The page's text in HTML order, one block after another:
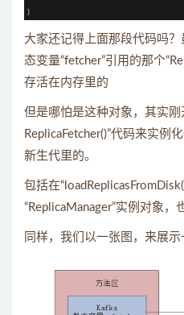
大家还记得上面那段代码吗
态变量“fetcher”引用的那个
存活在内存里的
但是哪怕是这种对象，其实刚
ReplicaFetcher()”代码来实例
新生代里的。
包括在
“ReplicaManager”实例对象
同样，我们以一张图，来展示